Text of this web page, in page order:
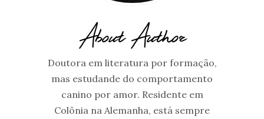
About Author
Doutora em literatura por formação,
mas estudande do comportamento
canino por amor. Residente em
Colônia na Alemanha, está sempre